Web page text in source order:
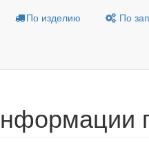
По изделию По